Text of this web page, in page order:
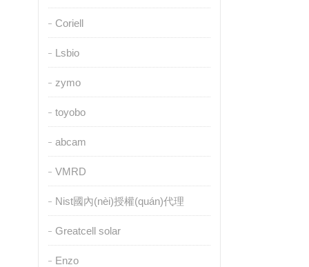
Coriell
Lsbio
zymo
toyobo
abcam
VMRD
Nist國內(nèi)授權(quán)代理
Greatcell solar
Enzo